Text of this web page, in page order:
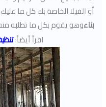
أو الفيلا الخاصة بك كل ما
بناءوهو يقوم بكل ما تطلبه
اقرأ أيضاً: